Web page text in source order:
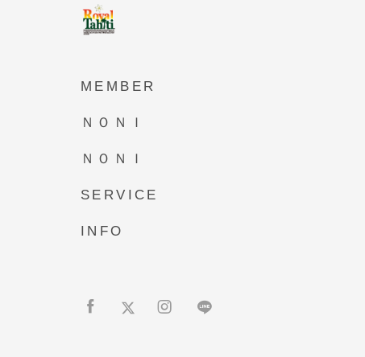
MEMBER
ＮＯＮＩ
ＮＯＮＩ
SERVICE
INFO